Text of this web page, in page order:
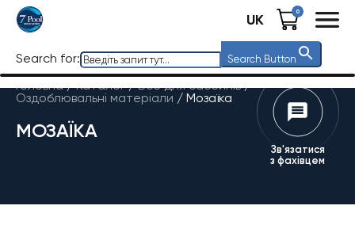
UK 0
Search for: Search Button
Головна / Каталог/Все для басейнів/
Оздоблювальні матеріали / Мозаїка
МОЗАЇКА
Зв'язатися
з фахівцем